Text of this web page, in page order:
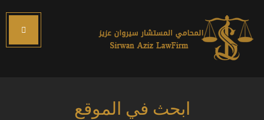
ابحث في الموقع